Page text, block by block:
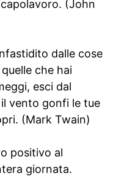
(John
dalle cose
che hai
esci dal
vento gonfi le tue
(Mark Twain)
positivo al
giornata.